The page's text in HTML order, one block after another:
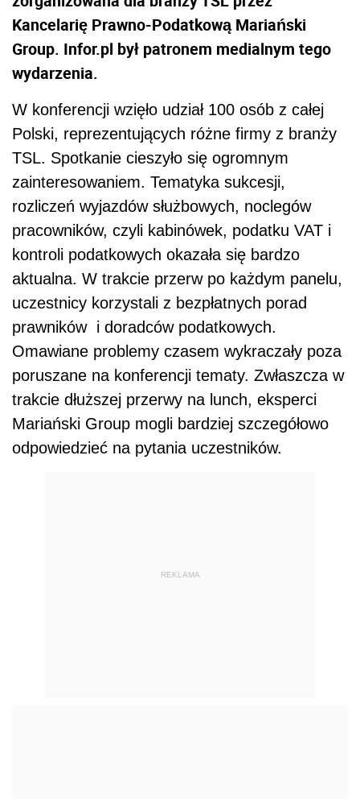
Kancelarię Prawno-Podatkową Mariański
Group. Infor.pl był patronem medialnym tego
wydarzenia.
W konferencji wzięło udział 100 osób z całej
Polski, reprezentujących różne firmy z branży
TSL. Spotkanie cieszyło się ogromnym
zainteresowaniem. Tematyka sukcesji,
rozliczeń wyjazdów służbowych, noclegów
pracowników, czyli kabinówek, podatku VAT i
kontroli podatkowych okazała się bardzo
aktualna. W trakcie przerw po każdym panelu,
uczestnicy korzystali z bezpłatnych porad
prawników i doradców podatkowych.
Omawiane problemy czasem wykraczały poza
poruszane na konferencji tematy. Zwłaszcza w
trakcie dłuższej przerwy na lunch, eksperci
Mariański Group mogli bardziej szczegółowo
odpowiedzieć na pytania uczestników.
REKLAMA